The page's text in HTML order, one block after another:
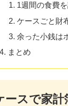
1週間の食費
ケースごと財
余った小銭は
まとめ
ースで家